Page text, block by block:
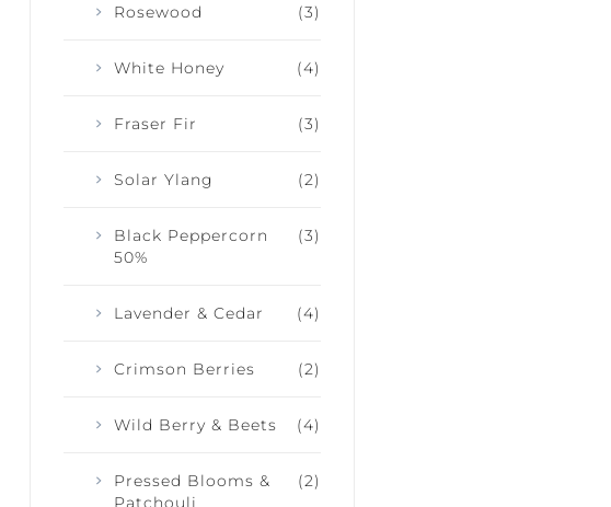
(3)
Rosewood
(4)
White Honey
(3)
Fraser Fir
(2)
Solar Ylang
(3)
Black Peppercorn
50%
(4)
Lavender & Cedar
(2)
Crimson Berries
(4)
Wild Berry & Beets
(2)
Pressed Blooms &
Patchouli